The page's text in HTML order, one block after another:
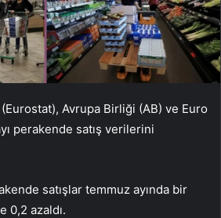
Avrupa Birliği (AB) ve Euro
perakende satış verilerini
satışlar temmuz ayında bir
0,2 azaldı.